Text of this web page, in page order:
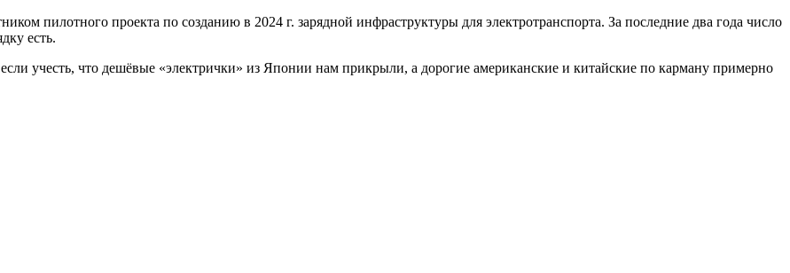
пилотного проекта по созданию в 2024 г. зарядной инфраструктуры для электротранспорта. За последние два года число
есть.
учесть, что дешёвые «электрички» из Японии нам прикрыли, а дорогие американские и китайские по карману примерно